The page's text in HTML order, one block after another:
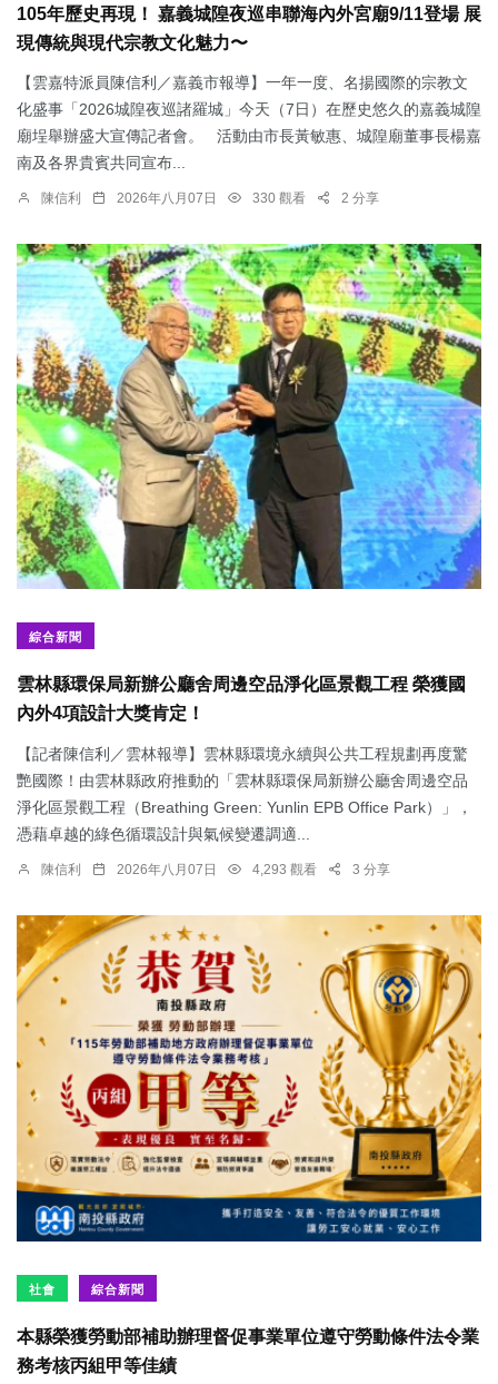
105年歷史再現！ 嘉義城隍夜巡串聯海內外宮廟9/11登場 展
現傳統與現代宗教文化魅力〜
【雲嘉特派員陳信利／嘉義市報導】一年一度、名揚國際的宗教文
化盛事「2026城隍夜巡諸羅城」今天（7日）在歷史悠久的嘉義城隍
廟埕舉辦盛大宣傳記者會。 活動由市長黃敏惠、城隍廟董事長楊嘉
南及各界貴賓共同宣布...
陳信利 2026年八月07日 330 觀看 2 分享
綜合新聞
雲林縣環保局新辦公廳舍周邊空品淨化區景觀工程 榮獲國
內外4項設計大獎肯定！
【記者陳信利／雲林報導】雲林縣環境永續與公共工程規劃再度驚
艷國際！由雲林縣政府推動的「雲林縣環保局新辦公廳舍周邊空品
淨化區景觀工程（Breathing Green: Yunlin EPB Office Park）」，
憑藉卓越的綠色循環設計與氣候變遷調適...
陳信利 2026年八月07日 4,293 觀看 3 分享
社會 綜合新聞
本縣榮獲勞動部補助辦理督促事業單位遵守勞動條件法令業
務考核丙組甲等佳績